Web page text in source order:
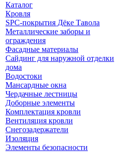
Каталог
Кровля
SPC-покрытия Дёке Тавола
Металлические заборы и
ограждения
Фасадные материалы
Сайдинг для наружной отделки
дома
Водостоки
Мансардные окна
Чердачные лестницы
Доборные элементы
Комплектация кровли
Вентиляция кровли
Снегозадержатели
Изоляция
Элементы безопасности